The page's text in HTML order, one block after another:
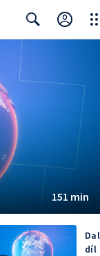
151 min
díl